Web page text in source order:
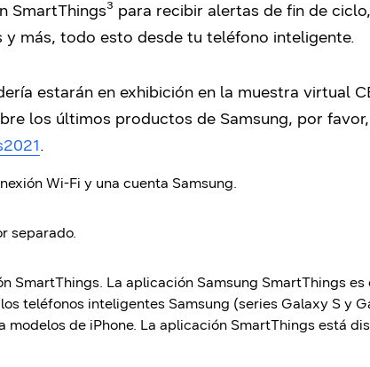
SmartThings³ para recibir alertas de fin de
más, todo esto desde tu teléfono inteligente.
estarán en exhibición en la muestra virtual
los últimos productos de Samsung, por
.
Wi-Fi y una cuenta Samsung.
separado.
SmartThings. La aplicación Samsung SmartThings
teléfonos inteligentes Samsung (series Galaxy S y
de iPhone. La aplicación SmartThings está